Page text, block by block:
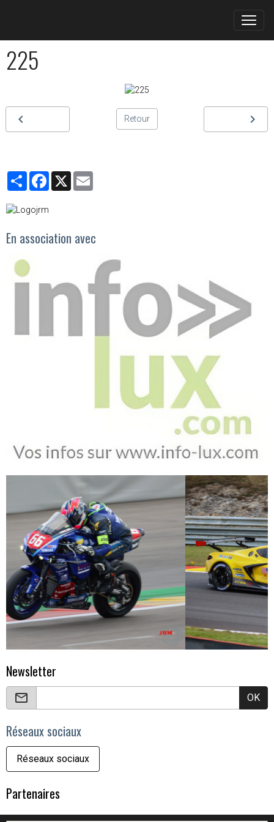
225
Retour
PartagerFacebook
X
En association avec
Newsletter
OK
Réseaux sociaux
Réseaux sociaux
Partenaires